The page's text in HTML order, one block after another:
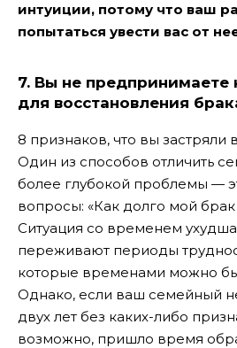
интуиции, потому что ваш
попытаться увести вас от
7. Вы не предпринимаете
для восстановления
8 признаков, что вы застряли
Один из способов отличить
более глубокой проблемы —
вопросы: «Как долго мой
Ситуация со временем
переживают периоды
которые временами можно
Однако, если ваш семейный
двух лет без каких-либо
возможно, пришло время